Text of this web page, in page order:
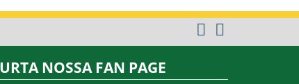
NOSSA FAN PAGE